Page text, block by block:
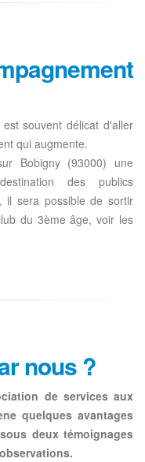
souvent délicat d'aller
qui augmente.
Bobigny (93000) une
des publics
il sera possible de sortir
du 3ème âge, voir les
nous ?
de services aux
quelques avantages
deux témoignages